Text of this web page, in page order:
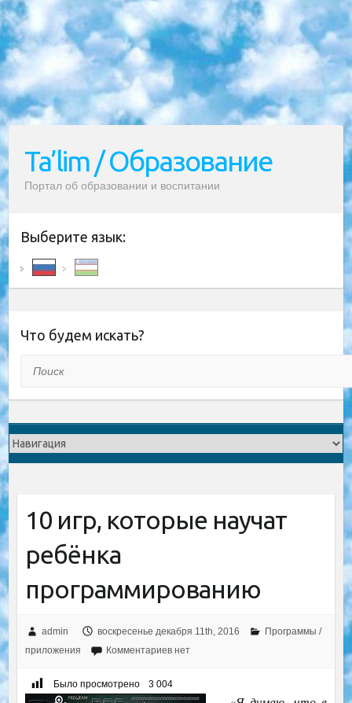
Ta’lim / Образование
Портал об образовании и воспитании
Выберите язык:
Что будем искать?
10 игр, которые научат
ребёнка
программированию
admin воскресенье декабря 11th, 2016
Программы /
приложения
Комментариев нет
Было просмотрено 3 004